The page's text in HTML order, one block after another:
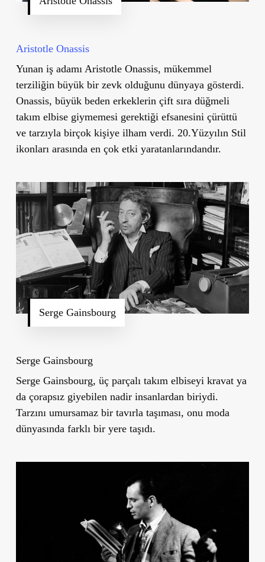
Aristotle Onassis
Yunan iş adamı Aristotle Onassis, mükemmel
terziliğin büyük bir zevk olduğunu dünyaya gösterdi.
Onassis, büyük beden erkeklerin çift sıra düğmeli
takım elbise giymemesi gerektiği efsanesini çürüttü
ve tarzıyla birçok kişiye ilham verdi. 20.Yüzyılın Stil
ikonları arasında en çok etki yaratanlarındandır.
Serge Gainsbourg
Serge Gainsbourg
Serge Gainsbourg, üç parçalı takım elbiseyi kravat ya
da çorapsız giyebilen nadir insanlardan biriydi.
Tarzını umursamaz bir tavırla taşıması, onu moda
dünyasında farklı bir yere taşıdı.